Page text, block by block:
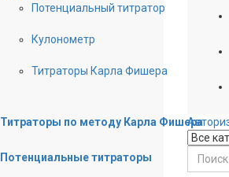
Потенциальный титратор
Кулонометр
Титраторы Карла Фишера
Титраторы по методу Карла Фишера
Потенциальные титраторы